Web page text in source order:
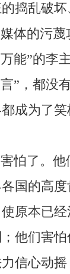
捣乱破
体的污
能”的李
”，都没
成为了笑
了。他
国的高
原本已
他们害怕
信心动